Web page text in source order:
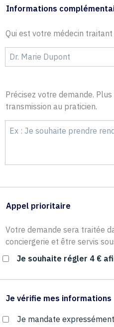
Informations
Qui est votre médecin traitant
Précisez votre demande.
transmission au praticien.
Appel prioritaire
Votre demande sera traitée
conciergerie et être servis
Je souhaite régler 4 €
Je vérifie mes informations
Je mandate